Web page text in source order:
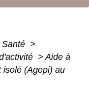
>
> Aide à
isolé (Agepi) au